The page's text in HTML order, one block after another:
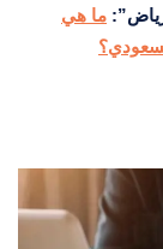
ما هي